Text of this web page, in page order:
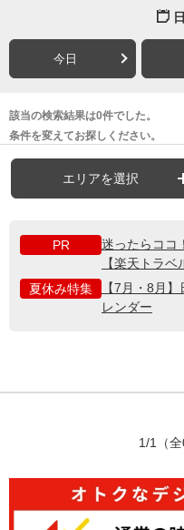
今日
該当の検索結果は0件でした。
条件を変えてお探しください。
エリアを選択
PR
迷ったらココ
【楽天トラベ
夏休み特集
【7月・8月
レンダー
1/1 （